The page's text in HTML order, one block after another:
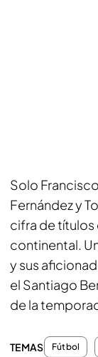
Solo
Fernández y
cifra de títulos
continental.
y sus
el Santiago
de la
TEMAS Fútbol